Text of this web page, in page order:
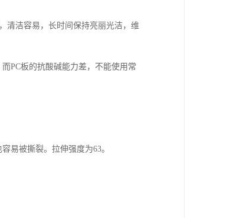
清洁容易，长时间保持亮丽光洁，维
PC板的抗酸碱能力差，不能使用常
易被撕裂。拉伸强度为63。